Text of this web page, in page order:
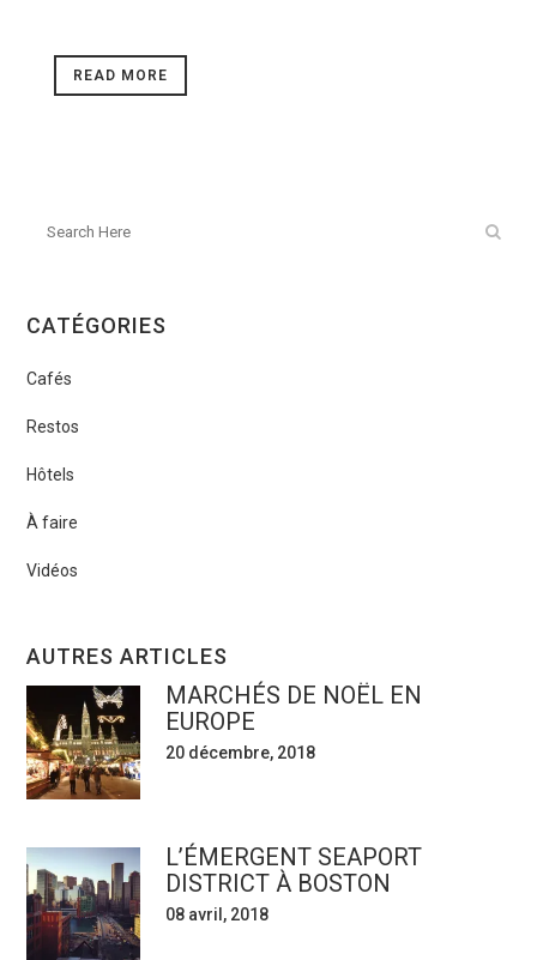
READ MORE
CATÉGORIES
Cafés
Restos
Hôtels
À faire
Vidéos
AUTRES ARTICLES
MARCHÉS DE NOËL EN
EUROPE
20 décembre, 2018
L’ÉMERGENT SEAPORT
DISTRICT À BOSTON
08 avril, 2018